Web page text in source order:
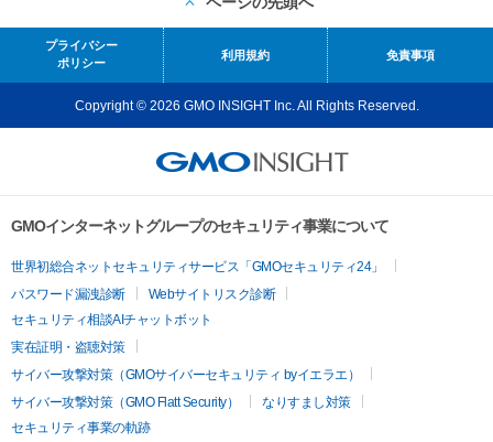
プライバシー
ポリシー
利用規約 免責事項
Copyright © 2026 GMO INSIGHT Inc. All Rights Reserved.
GMOインターネットグループのセキュリティ事業について
世界初総合ネットセキュリティサービス「GMOセキュリティ24」
パスワード漏洩診断
Webサイトリスク診断
セキュリティ相談AIチャットボット
実在証明・盗聴対策
サイバー攻撃対策（GMOサイバーセキュリティ byイエラエ）
サイバー攻撃対策（GMO Flatt Security）
なりすまし対策
セキュリティ事業の軌跡